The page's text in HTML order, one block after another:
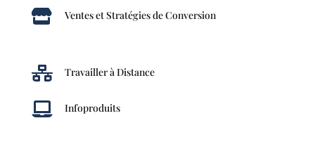
 Ventes et Stratégies de Conversion
 Travailler à Distance
 Infoproduits